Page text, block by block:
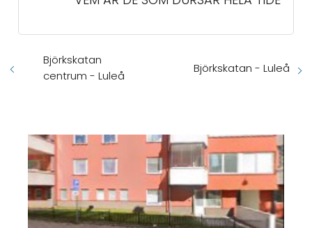
Björkskatan
centrum - Luleå
Björkskatan - Luleå